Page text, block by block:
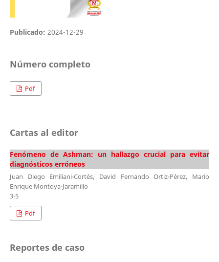
Publicado: 2024-12-29
Número completo
Pdf
Cartas al editor
Fenómeno de Ashman: un hallazgo crucial para evitar
diagnósticos erróneos
Juan Diego Emiliani-Cortés, David Fernando Ortiz-Pérez, Mario
Enrique Montoya-Jaramillo
3-5
Pdf
Reportes de caso